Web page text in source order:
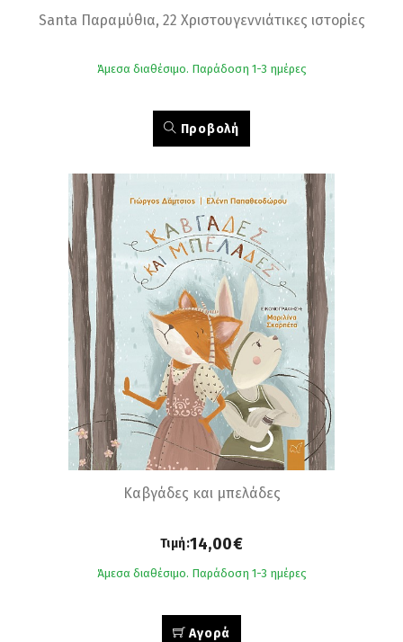
Santa Παραμύθια, 22 Χριστουγεννιάτικες ιστορίες
Άμεσα διαθέσιμο. Παράδοση 1-3 ημέρες
Προβολή
Καβγάδες και μπελάδες
Τιμή:14,00€
Άμεσα διαθέσιμο. Παράδοση 1-3 ημέρες
Αγορά